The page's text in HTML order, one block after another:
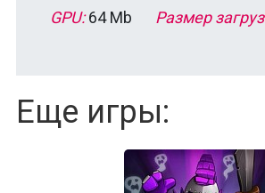
GPU:64 Mb
Размер
Еще игры: